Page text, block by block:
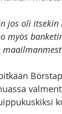
jos oli
myös